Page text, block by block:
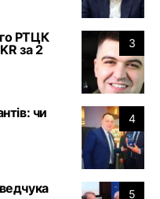
3
РТЦК
за 2
4
чи
5